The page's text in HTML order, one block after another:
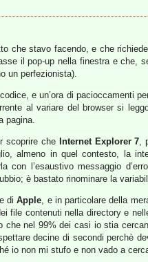
che stavo facendo, e che
il pop-up nella finestra e che,
un perfezionista).
e un’ora di pacioccamenti
al variare del browser si
pagina.
scoprire che Internet Explorer 7,
almeno in quel contesto, la
l’esaustivo messaggio
è bastato rinominare la
diApple, e in particolare della
file contenuti nella directory e
che nel 99% dei casi io stia
decine di secondi perchè
io non mi stufo e non vado a